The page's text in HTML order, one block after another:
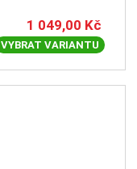
1 049,00 Kč
VYBRAT VARIANTU